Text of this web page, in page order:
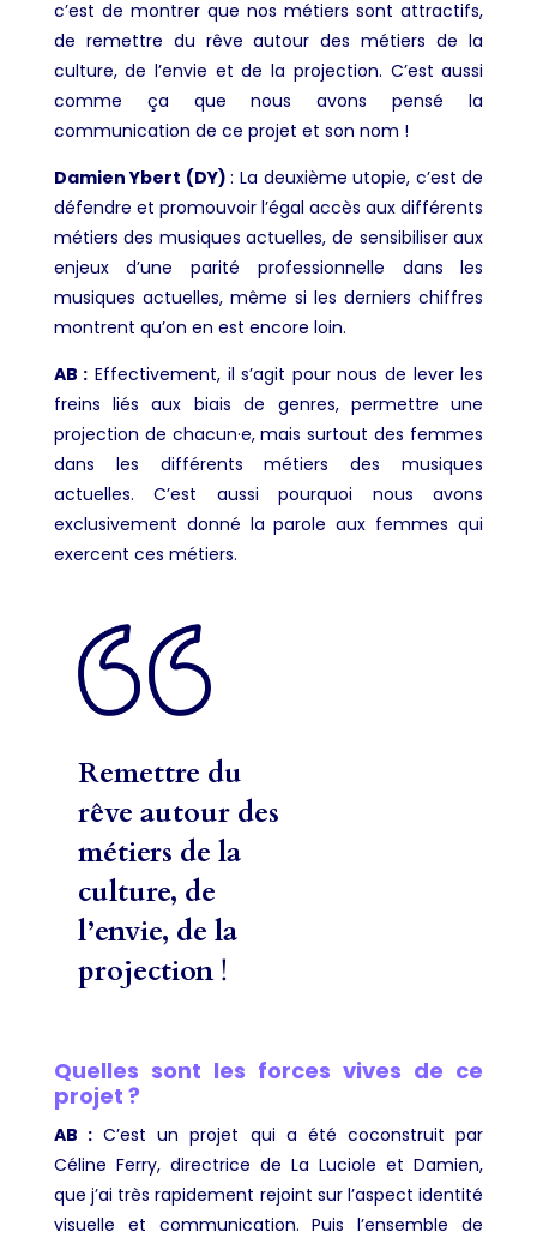
c’est de montrer que nos métiers sont attractifs,
de remettre du rêve autour des métiers de la
culture, de l’envie et de la projection. C’est aussi
comme ça que nous avons pensé la
communication de ce projet et son nom !
Damien Ybert (DY): La deuxième utopie, c’est de
défendre et promouvoir l’égal accès aux différents
métiers des musiques actuelles, de sensibiliser aux
enjeux d’une parité professionnelle dans les
musiques actuelles, même si les derniers chiffres
montrent qu’on en est encore loin.
AB : Effectivement, il s’agit pour nous de lever les
freins liés aux biais de genres, permettre une
projection de chacun·e, mais surtout des femmes
dans les différents métiers des musiques
actuelles. C’est aussi pourquoi nous avons
exclusivement donné la parole aux femmes qui
exercent ces métiers.
Remettre du
rêve autour des
métiers de la
culture, de
l’envie, de la
projection!
Quelles sont les forces vives de ce
projet ?
AB :C’est un projet qui a été coconstruit par
Céline Ferry, directrice de La Luciole et Damien,
que j’ai très rapidement rejoint sur l’aspect identité
visuelle et communication. Puis l’ensemble de